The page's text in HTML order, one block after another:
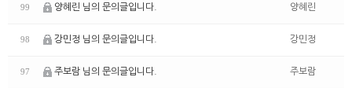
99 양혜린 님의 문의글입니다. 양혜린
98 강민정 님의 문의글입니다. 강민정
97 주보람 님의 문의글입니다. 주보람